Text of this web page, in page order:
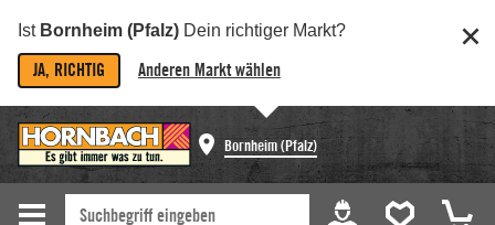
Ist Bornheim (Pfalz) Dein richtiger Markt?
JA, RICHTIG Anderen Markt wählen
Bornheim (Pfalz)